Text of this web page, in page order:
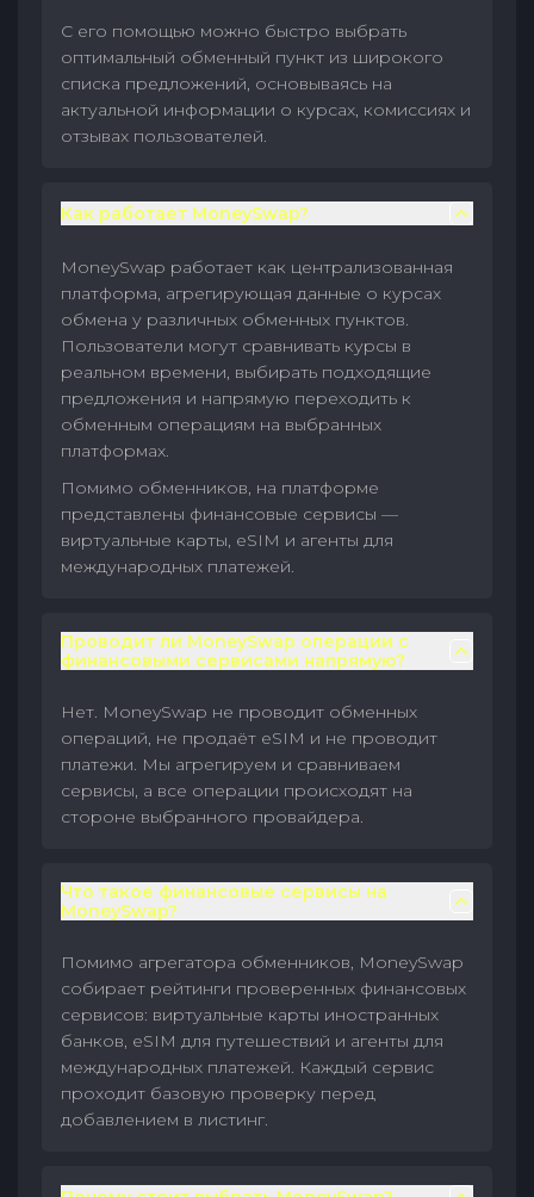
С его помощью можно быстро выбрать
оптимальный обменный пункт из широкого
списка предложений, основываясь на
актуальной информации о курсах, комиссиях и
отзывах пользователей.
Как работает MoneySwap?
MoneySwap работает как централизованная
платформа, агрегирующая данные о курсах
обмена у различных обменных пунктов.
Пользователи могут сравнивать курсы в
реальном времени, выбирать подходящие
предложения и напрямую переходить к
обменным операциям на выбранных
платформах.
Помимо обменников, на платформе
представлены финансовые сервисы —
виртуальные карты, eSIM и агенты для
международных платежей.
Проводит ли MoneySwap операции с
финансовыми сервисами напрямую?
Нет. MoneySwap не проводит обменных
операций, не продаёт eSIM и не проводит
платежи. Мы агрегируем и сравниваем
сервисы, а все операции происходят на
стороне выбранного провайдера.
Что такое финансовые сервисы на
MoneySwap?
Помимо агрегатора обменников, MoneySwap
собирает рейтинги проверенных финансовых
сервисов: виртуальные карты иностранных
банков, eSIM для путешествий и агенты для
международных платежей. Каждый сервис
проходит базовую проверку перед
добавлением в листинг.